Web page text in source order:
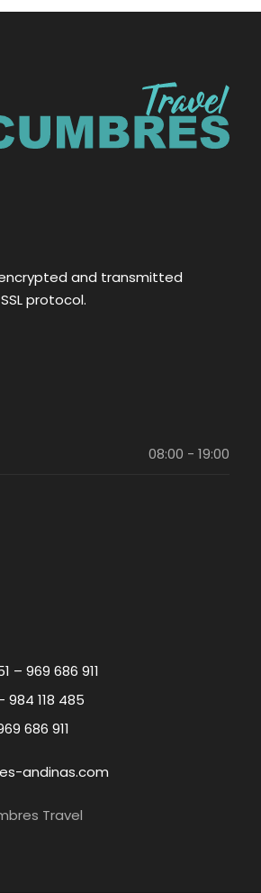
and transmitted
protocol.
08:00 - 19:00
– 969 686 911
984 118 485
686 911
andinas.com
Travel